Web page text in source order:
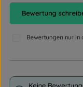
Bewertung
Bewertungen nur in